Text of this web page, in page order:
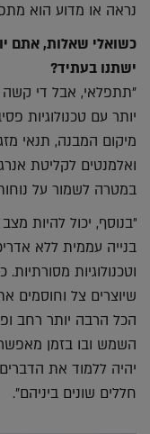
נראה או מדוע הוא
כשואלי שאלות, אתם
ישתנו בעתיד?
"תתפלאי, אבל די קשה
יותר עם טכנולוגיות
מיקום המבנה, תנאי
ואלמנטים לקליטת
במטרה לשמור על
"בנוסף, יכול להיות
בנייה עממית ללא
וטכנולוגיות
שיוצרים צל וחוסמים
הכל הרבה יותר רחב
השמש ובו בזמן
יהיה ללמוד את
חללים שונים ביניהם".